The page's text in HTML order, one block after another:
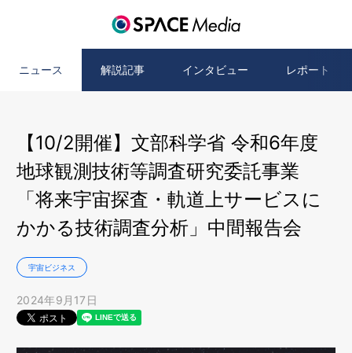
ニュース 解説記事 インタビュー レポート
【10/2開催】文部科学省 令和6年度
地球観測技術等調査研究委託事業
「将来宇宙探査・軌道上サービスに
かかる技術調査分析」中間報告会
宇宙ビジネス
2024年9月17日